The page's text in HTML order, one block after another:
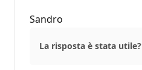
Sandro
La risposta è stata utile?